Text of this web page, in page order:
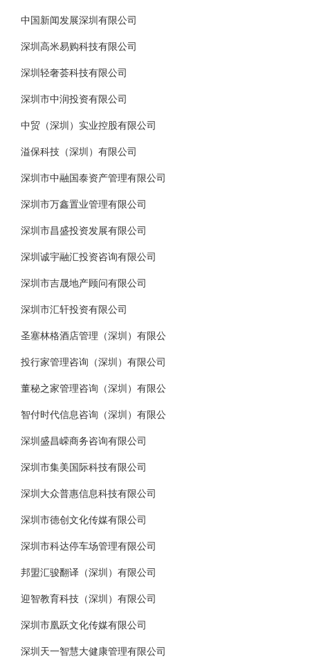
中国新闻发展深圳有限公司
深圳高米易购科技有限公司
深圳轻奢荟科技有限公司
深圳市中润投资有限公司
中贸（深圳）实业控股有限公司
溢保科技（深圳）有限公司
深圳市中融国泰资产管理有限公司
深圳市万鑫置业管理有限公司
深圳市昌盛投资发展有限公司
深圳诚宇融汇投资咨询有限公司
深圳市吉晟地产顾问有限公司
深圳市汇轩投资有限公司
圣塞林格酒店管理（深圳）有限公
投行家管理咨询（深圳）有限公司
董秘之家管理咨询（深圳）有限公
智付时代信息咨询（深圳）有限公
深圳盛昌嵘商务咨询有限公司
深圳市集美国际科技有限公司
深圳大众普惠信息科技有限公司
深圳市德创文化传媒有限公司
深圳市科达停车场管理有限公司
邦盟汇骏翻译（深圳）有限公司
迎智教育科技（深圳）有限公司
深圳市凰跃文化传媒有限公司
深圳天一智慧大健康管理有限公司